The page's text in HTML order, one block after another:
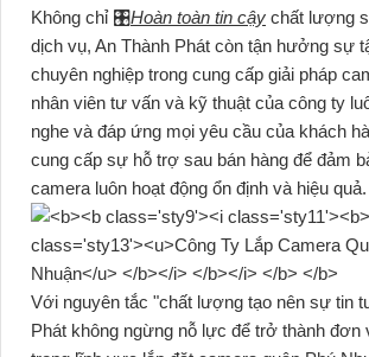
Không chỉ 🎛Hoàn toàn tin cậy chất lượng
dịch vụ, An Thành Phát còn tận hưởng sự
chuyên nghiệp trong cung cấp giải pháp
nhân viên tư vấn và kỹ thuật của công ty
nghe và đáp ứng mọi yêu cầu của khách
cung cấp sự hỗ trợ sau bán hàng để đảm
camera luôn hoạt động ổn định và hiệu quả.
Với nguyên tắc "chất lượng tạo nên sự tin
Phát không ngừng nỗ lực để trở thành đơn